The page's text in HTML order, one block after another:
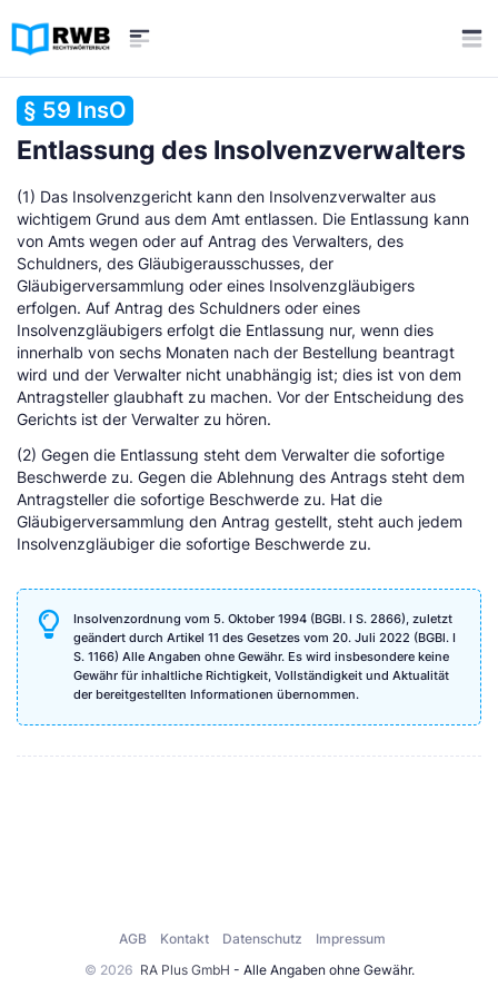
§ 59 InsO
Entlassung des Insolvenzverwalters
(1) Das Insolvenzgericht kann den Insolvenzverwalter aus
wichtigem Grund aus dem Amt entlassen. Die Entlassung kann
von Amts wegen oder auf Antrag des Verwalters, des
Schuldners, des Gläubigerausschusses, der
Gläubigerversammlung oder eines Insolvenzgläubigers
erfolgen. Auf Antrag des Schuldners oder eines
Insolvenzgläubigers erfolgt die Entlassung nur, wenn dies
innerhalb von sechs Monaten nach der Bestellung beantragt
wird und der Verwalter nicht unabhängig ist; dies ist von dem
Antragsteller glaubhaft zu machen. Vor der Entscheidung des
Gerichts ist der Verwalter zu hören.
(2) Gegen die Entlassung steht dem Verwalter die sofortige
Beschwerde zu. Gegen die Ablehnung des Antrags steht dem
Antragsteller die sofortige Beschwerde zu. Hat die
Gläubigerversammlung den Antrag gestellt, steht auch jedem
Insolvenzgläubiger die sofortige Beschwerde zu.
Insolvenzordnung vom 5. Oktober 1994 (BGBl. I S. 2866), zuletzt
geändert durch Artikel 11 des Gesetzes vom 20. Juli 2022 (BGBl. I
S. 1166) Alle Angaben ohne Gewähr. Es wird insbesondere keine
Gewähr für inhaltliche Richtigkeit, Vollständigkeit und Aktualität
der bereitgestellten Informationen übernommen.
© 2026 RA Plus GmbH - Alle Angaben ohne Gewähr.
AGB Kontakt Datenschutz Impressum